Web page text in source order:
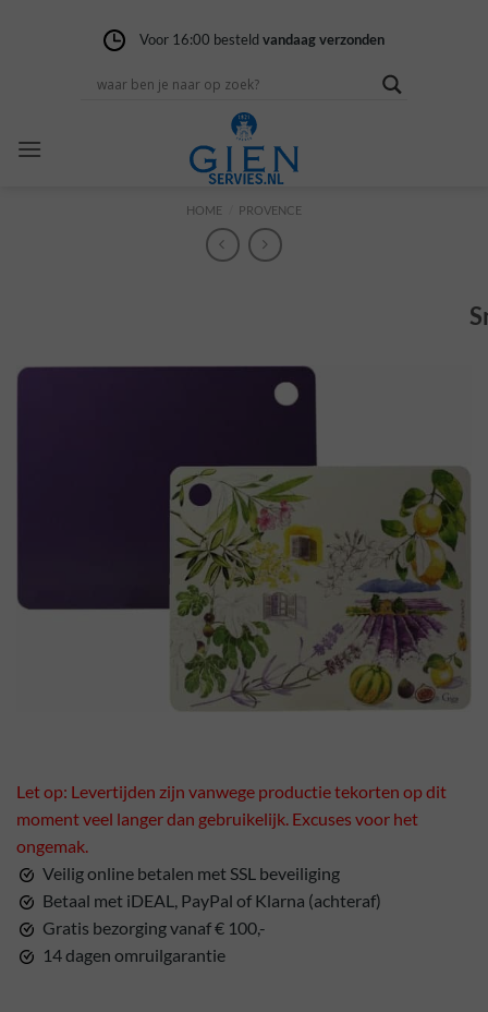
Gratis verzendingvanaf 100,-
Voor 16:00 besteld vandaag verzonden
14 dagen niet goedgeld terug
HOME PROVENCE
Let op: Levertijden zijn vanwege productie tekorten op dit
moment veel langer dan gebruikelijk. Excuses voor het
ongemak.
Veilig online betalen met SSL beveiliging
Betaal met iDEAL, PayPal of Klarna (achteraf)
Gratis bezorging vanaf € 100,-
14 dagen omruilgarantie